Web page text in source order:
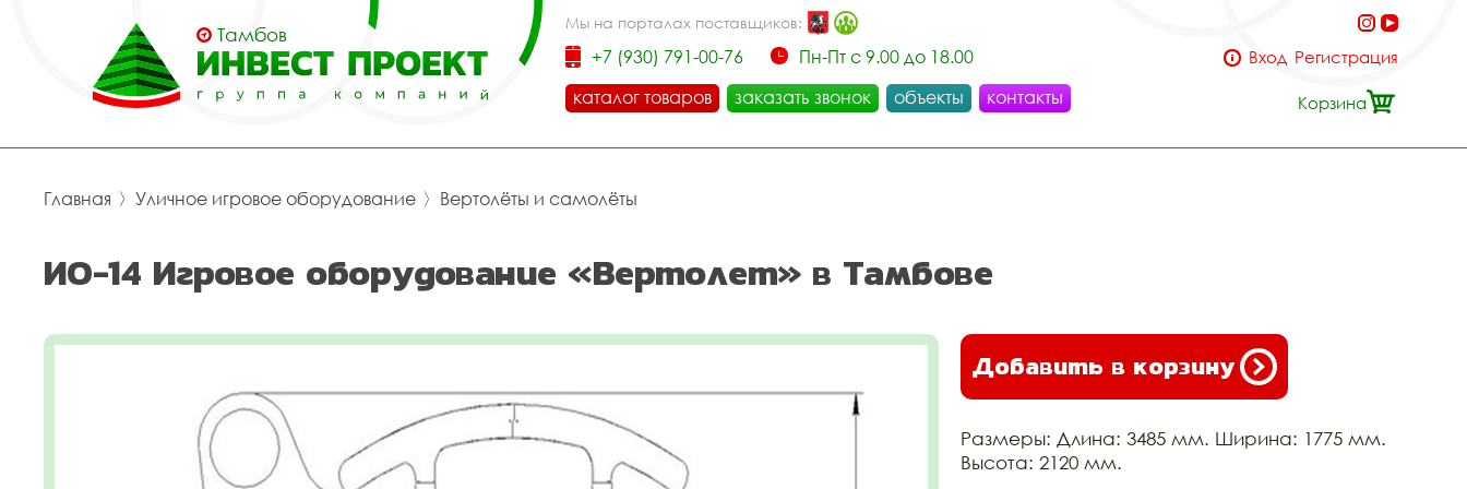
Тамбов
Мы на порталах поставщиков:
+7 (930) 791-00-76
Пн-Пт с 9.00 до 18.00
каталог товаров
заказать звонок объекты контакты
Вход Регистрация
Корзина
Главная 〉 Уличное игровое оборудование 〉 Вертолёты и самолёты
ИО-14 Игровое оборудование «Вертолет» в Тамбове
Добавить в корзину
Размеры: Длина: 3485 мм. Ширина: 1775 мм.
Высота: 2120 мм.